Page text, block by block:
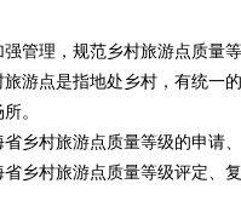
理，规范乡村旅游点质量等
点是指地处乡村，有统一的
。
村旅游点质量等级的申请、
村旅游点质量等级评定、复